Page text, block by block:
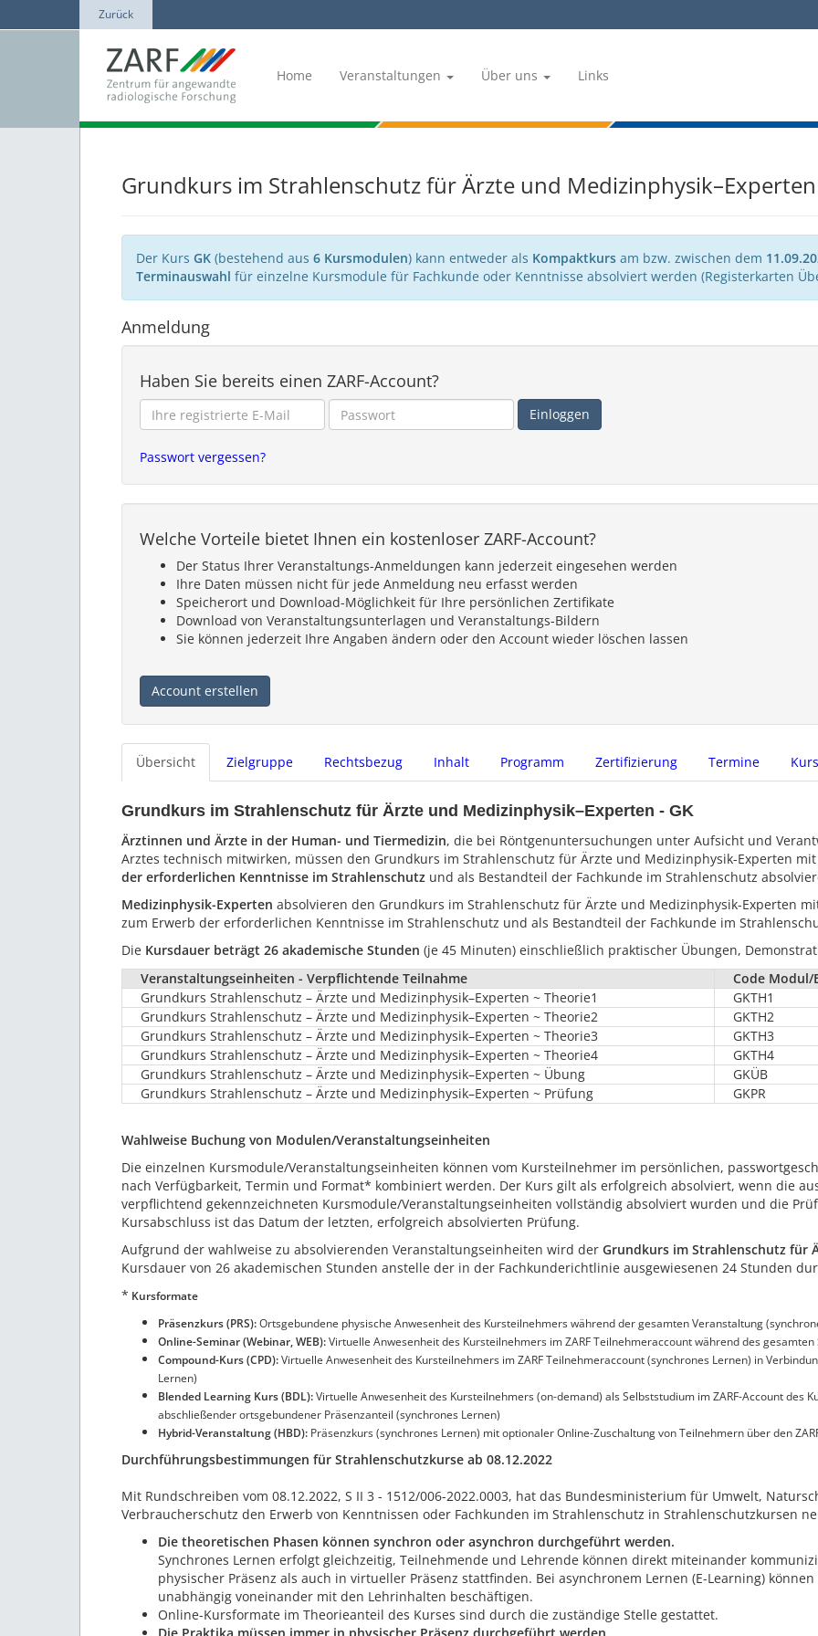
Zurück
Home Veranstaltungen Über uns Links
Grundkurs im Strahlenschutz für Ärzte und Medizinphysik–Experten
Der Kurs GK (bestehend aus 6 Kursmodulen) kann entweder als Kompaktkurs am bzw. zwischen dem
Terminauswahl für einzelne Kursmodule für Fachkunde oder Kenntnisse absolviert werden (Registerkarten
Anmeldung
Haben Sie bereits einen ZARF-Account?
Passwort vergessen?
Welche Vorteile bietet Ihnen ein kostenloser ZARF-Account?
Der Status Ihrer Veranstaltungs-Anmeldungen kann jederzeit eingesehen werden
Ihre Daten müssen nicht für jede Anmeldung neu erfasst werden
Speicherort und Download-Möglichkeit für Ihre persönlichen Zertifikate
Download von Veranstaltungsunterlagen und Veranstaltungs-Bildern
Sie können jederzeit Ihre Angaben ändern oder den Account wieder löschen lassen
Account erstellen
Übersicht Zielgruppe Rechtsbezug Inhalt Programm Zertifizierung Termine
Grundkurs im Strahlenschutz für Ärzte und Medizinphysik–Experten - GK
Ärztinnen und Ärzte in der Human- und Tiermedizin, die bei Röntgenuntersuchungen unter Aufsicht und
Arztes technisch mitwirken, müssen den Grundkurs im Strahlenschutz für Ärzte und Medizinphysik-Experten
der erforderlichen Kenntnisse im Strahlenschutz und als Bestandteil der Fachkunde im Strahlenschutz
Medizinphysik-Experten absolvieren den Grundkurs im Strahlenschutz für Ärzte und Medizinphysik-Experten
zum Erwerb der erforderlichen Kenntnisse im Strahlenschutz und als Bestandteil der Fachkunde im
Die Kursdauer beträgt 26 akademische Stunden (je 45 Minuten) einschließlich praktischer Übungen,
Veranstaltungseinheiten - Verpflichtende Teilnahme
Code Modul/
Grundkurs Strahlenschutz – Ärzte und Medizinphysik–Experten ~ Theorie1
GKTH1
Grundkurs Strahlenschutz – Ärzte und Medizinphysik–Experten ~ Theorie2
GKTH2
Grundkurs Strahlenschutz – Ärzte und Medizinphysik–Experten ~ Theorie3
GKTH3
Grundkurs Strahlenschutz – Ärzte und Medizinphysik–Experten ~ Theorie4
GKTH4
Grundkurs Strahlenschutz – Ärzte und Medizinphysik–Experten ~ Übung
GKÜB
Grundkurs Strahlenschutz – Ärzte und Medizinphysik–Experten ~ Prüfung
GKPR
Wahlweise Buchung von Modulen/Veranstaltungseinheiten
Die einzelnen Kursmodule/Veranstaltungseinheiten können vom Kursteilnehmer im persönlichen,
nach Verfügbarkeit, Termin und Format* kombiniert werden. Der Kurs gilt als erfolgreich absolviert, wenn die
verpflichtend gekennzeichneten Kursmodule/Veranstaltungseinheiten vollständig absolviert wurden und die
Kursabschluss ist das Datum der letzten, erfolgreich absolvierten Prüfung.
Aufgrund der wahlweise zu absolvierenden Veranstaltungseinheiten wird der Grundkurs im Strahlenschutz für
Kursdauer von 26 akademischen Stunden anstelle der in der Fachkunderichtlinie ausgewiesenen 24 Stunden
* Kursformate
Präsenzkurs (PRS):Ortsgebundene physische Anwesenheit des Kursteilnehmers während der gesamten Veranstaltung
Online-Seminar (Webinar, WEB):Virtuelle Anwesenheit des Kursteilnehmers im ZARF Teilnehmeraccount während des
Compound-Kurs (CPD):Virtuelle Anwesenheit des Kursteilnehmers im ZARF Teilnehmeraccount (synchrones Lernen) in
Lernen)
Blended Learning Kurs (BDL):Virtuelle Anwesenheit des Kursteilnehmers (on-demand) als Selbststudium im ZARF-Account des
abschließender ortsgebundener Präsenzanteil (synchrones Lernen)
Hybrid-Veranstaltung (HBD): Präsenzkurs (synchrones Lernen) mit optionaler Online-Zuschaltung von Teilnehmern über den
Durchführungsbestimmungen für Strahlenschutzkurse ab 08.12.2022
Mit Rundschreiben vom 08.12.2022, S II 3 - 1512/006-2022.0003, hat das Bundesministerium für Umwelt,
Verbraucherschutz den Erwerb von Kenntnissen oder Fachkunden im Strahlenschutz in Strahlenschutzkursen
Die theoretischen Phasen können synchron oder asynchron durchgeführt werden.
Synchrones Lernen erfolgt gleichzeitig, Teilnehmende und Lehrende können direkt miteinander
physischer Präsenz als auch in virtueller Präsenz stattfinden. Bei asynchronem Lernen (E-Learning)
unabhängig voneinander mit den Lehrinhalten beschäftigen.
Online-Kursformate im Theorieanteil des Kurses sind durch die zuständige Stelle gestattet.